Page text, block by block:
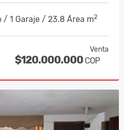
1 Garaje / 23.8 Área m2
Venta
$120.000.000 COP